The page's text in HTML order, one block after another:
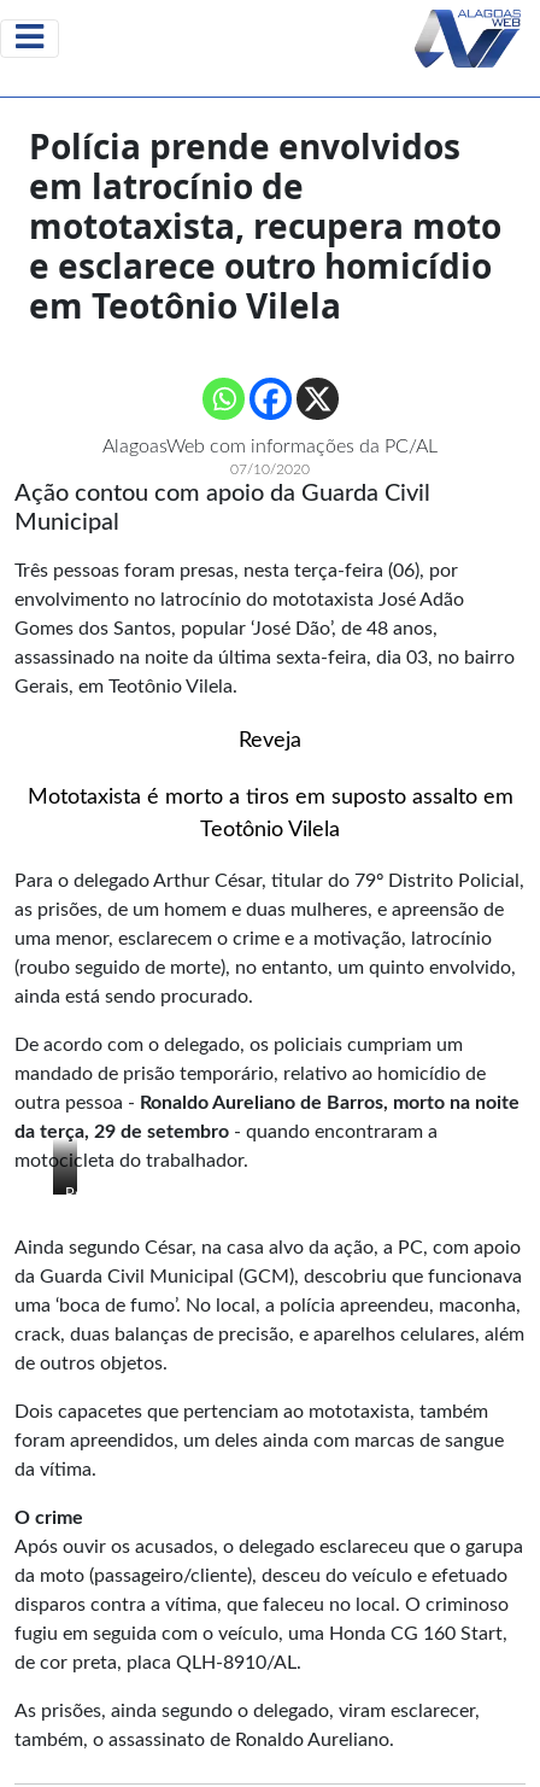
Polícia prende envolvidos
em latrocínio de
mototaxista, recupera moto
e esclarece outro homicídio
em Teotônio Vilela
AlagoasWeb com informações da PC/AL
07/10/2020
Ação contou com apoio da Guarda Civil
Municipal
Três pessoas foram presas, nesta terça-feira (06), por
envolvimento no latrocínio do mototaxista José Adão
Gomes dos Santos, popular ‘José Dão’, de 48 anos,
assassinado na noite da última sexta-feira, dia 03, no bairro
Gerais, em Teotônio Vilela.
Reveja
Mototaxista é morto a tiros em suposto assalto em
Teotônio Vilela
Para o delegado Arthur César, titular do 79º Distrito Policial,
as prisões, de um homem e duas mulheres, e apreensão de
uma menor, esclarecem o crime e a motivação, latrocínio
(roubo seguido de morte), no entanto, um quinto envolvido,
ainda está sendo procurado.
De acordo com o delegado, os policiais cumpriam um
mandado de prisão temporário, relativo ao homicídio de
outra pessoa - Ronaldo Aureliano de Barros, morto na noite
da terça, 29 de setembro - quando encontraram a
motocicleta do trabalhador.
José
Santos,
popular
‘José
Dão’
Ronaldo
Ainda segundo César, na casa alvo da ação, a PC, com apoio
da Guarda Civil Municipal (GCM), descobriu que funcionava
uma ‘boca de fumo’. No local, a polícia apreendeu, maconha,
crack, duas balanças de precisão, e aparelhos celulares, além
de outros objetos.
Dois capacetes que pertenciam ao mototaxista, também
foram apreendidos, um deles ainda com marcas de sangue
da vítima.
O crime
Após ouvir os acusados, o delegado esclareceu que o garupa
da moto (passageiro/cliente), desceu do veículo e efetuado
disparos contra a vítima, que faleceu no local. O criminoso
fugiu em seguida com o veículo, uma Honda CG 160 Start,
de cor preta, placa QLH-8910/AL.
As prisões, ainda segundo o delegado, viram esclarecer,
também, o assassinato de Ronaldo Aureliano.